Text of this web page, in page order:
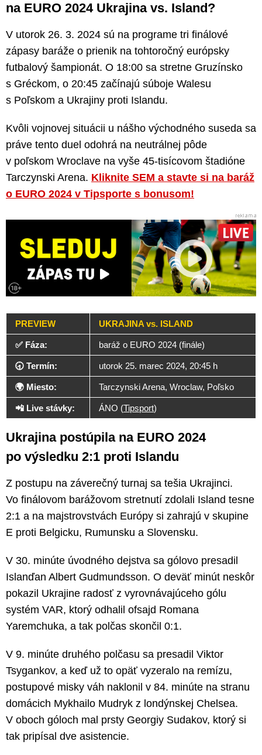
na EURO 2024 Ukrajina vs. Island?
V utorok 26. 3. 2024 sú na programe tri finálové
zápasy baráže o prienik na tohtoročný európsky
futbalový šampionát. O 18:00 sa stretne Gruzínsko
s Gréckom, o 20:45 začínajú súboje Walesu
s Poľskom a Ukrajiny proti Islandu.
Kvôli vojnovej situácii u nášho východného suseda sa
práve tento duel odohrá na neutrálnej pôde
v poľskom Wroclave na vyše 45-tisícovom štadióne
Tarczynski Arena. Kliknite SEM a stavte si na baráž
o EURO 2024 v Tipsporte s bonusom!
PREVIEW UKRAJINA vs. ISLAND
✅ Fáza: baráž o EURO 2024 (finále)
🕣 Termín: utorok 25. marec 2024, 20:45 h
🌍 Miesto: Tarczynski Arena, Wroclaw, Poľsko
📲 Live stávky: ÁNO (Tipsport)
Ukrajina postúpila na EURO 2024
po výsledku 2:1 proti Islandu
Z postupu na záverečný turnaj sa tešia Ukrajinci.
Vo finálovom barážovom stretnutí zdolali Island tesne
2:1 a na majstrovstvách Európy si zahrajú v skupine
E proti Belgicku, Rumunsku a Slovensku.
V 30. minúte úvodného dejstva sa gólovo presadil
Islanďan Albert Gudmundsson. O deväť minút neskôr
pokazil Ukrajine radosť z vyrovnávajúceho gólu
systém VAR, ktorý odhalil ofsajd Romana
Yaremchuka, a tak polčas skončil 0:1.
V 9. minúte druhého polčasu sa presadil Viktor
Tsygankov, a keď už to opäť vyzeralo na remízu,
postupové misky váh naklonil v 84. minúte na stranu
domácich Mykhailo Mudryk z londýnskej Chelsea.
V oboch góloch mal prsty Georgiy Sudakov, ktorý si
tak pripísal dve asistencie.